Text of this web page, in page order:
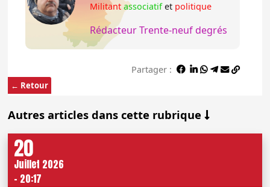
← Retour
Militant associatifetpolitique
Rédacteur Trente-neuf degrés
Partager :
Autres articles dans cette rubrique
20
Juillet 2026
- 20:17